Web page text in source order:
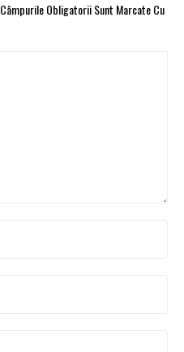
Câmpurile Obligatorii Sunt Marcate Cu